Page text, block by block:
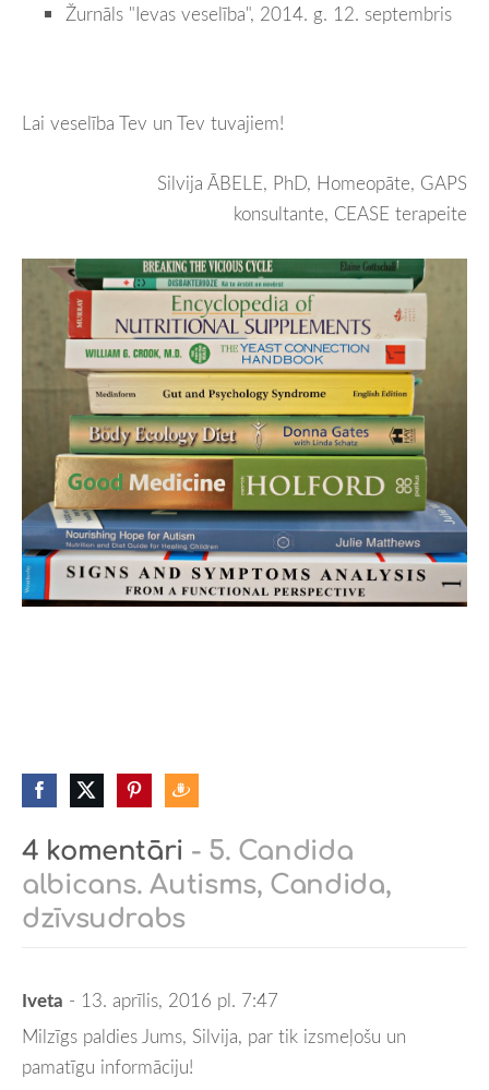
Žurnāls "Ievas veselība", 2014. g. 12. septembris
Lai veselība Tev un Tev tuvajiem!
Silvija ĀBELE, PhD, Homeopāte, GAPS
konsultante, CEASE terapeite
4 komentāri - 5. Candida
albicans. Autisms, Candida,
dzīvsudrabs
Iveta - 13. aprīlis, 2016 pl. 7:47
Milzīgs paldies Jums, Silvija, par tik izsmeļošu un
pamatīgu informāciju!